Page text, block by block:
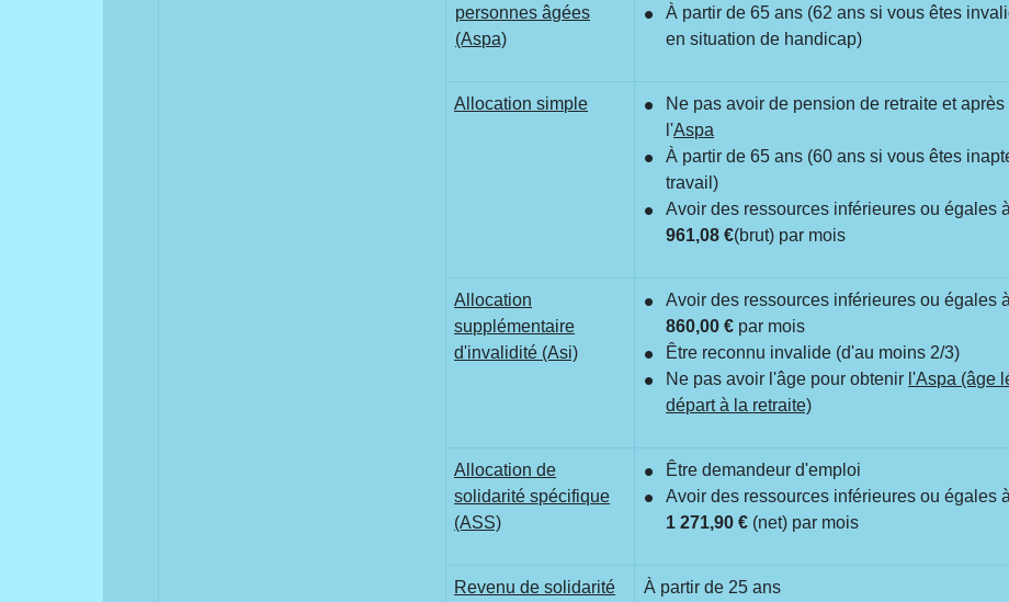
personnes âgées
(Aspa)
À partir de 65 ans (62 ans si vous êtes
en situation de handicap)
Allocation simple
Ne pas avoir de pension de retraite et après
l'Aspa
À partir de 65 ans (60 ans si vous êtes
travail)
Avoir des ressources inférieures ou égales à
961,08 €(brut) par mois
Allocation
supplémentaire
d'invalidité (Asi)
Avoir des ressources inférieures ou égales à
860,00 € par mois
Être reconnu invalide (d'au moins 2/3)
Ne pas avoir l'âge pour obtenir l'Aspa (âge
départ à la retraite)
Allocation de
solidarité spécifique
(ASS)
Être demandeur d'emploi
Avoir des ressources inférieures ou égales à
1 271,90 € (net) par mois
Revenu de solidarité
À partir de 25 ans